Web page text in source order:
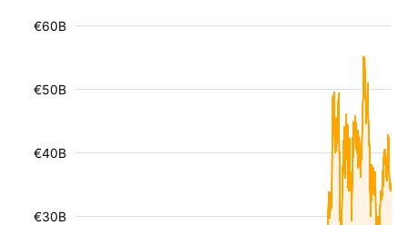
€30B
€40B
€50B
€60B